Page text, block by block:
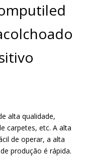
alta qualidade,
carpetes, etc. A alta
de operar, a alta
produção é rápida.